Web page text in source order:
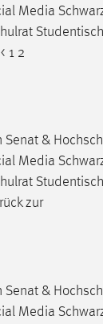
Media
1 2
&
Media
zur
&
Media